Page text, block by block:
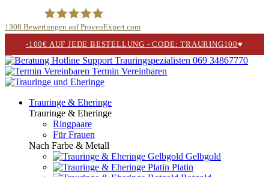
Trauringspezialisten.de
1308 Bewertungen auf ProvenExpert.com
-100€ AUF JEDE BESTELLUNG - CODE: TRAURING100♥
069 34867770
Termin Vereinbaren
Trauringe & Eheringe
Trauringe & Eheringe
Ringpaare
Für Frauen
Nach Farbe & Metall
Gelbgold
Platin